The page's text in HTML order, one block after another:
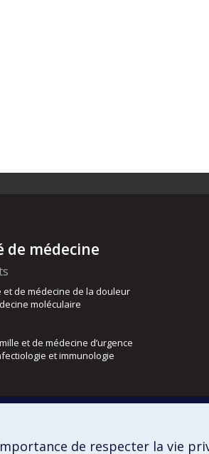
de médecine
et de médecine de la douleur
moléculaire
et de médecine d’urgence
et immunologie
de respecter la vie